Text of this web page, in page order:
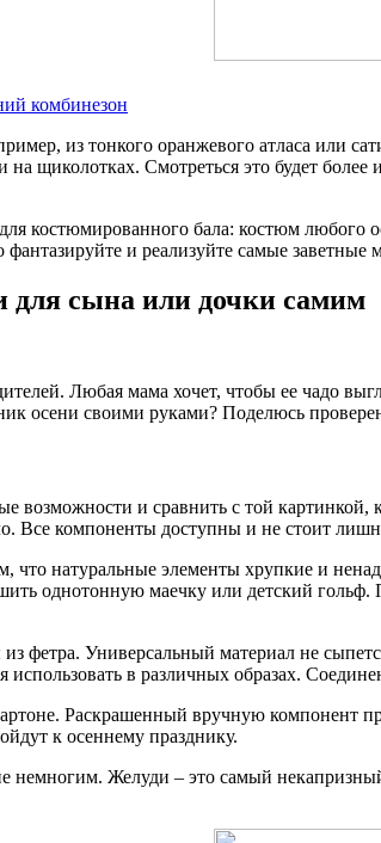
комбинезон
из тонкого оранжевого атласа или
щиколотках. Смотреться это будет
костюмированного бала: костюм любого
и реализуйте самые
для сына или дочки самим
Любая мама хочет, чтобы ее чадо
осени своими руками? Поделюсь
возможности и сравнить с той
Все компоненты доступны и не стоит
что натуральные элементы хрупкие и
однотонную маечку или детский
фетра. Универсальный материал не
в различных образах.
Раскрашенный вручную компонент
к осеннему празднику.
немногим. Желуди – это самый